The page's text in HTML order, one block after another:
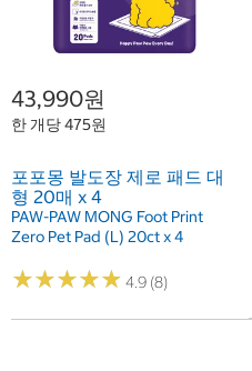
43,990원
한 개당 475원
포포몽 발도장 제로 패드 대
형 20매 x 4
PAW-PAW MONG Foot Print
Zero Pet Pad (L) 20ct x 4
★★★★★
★★★★★ 4.9 (8)